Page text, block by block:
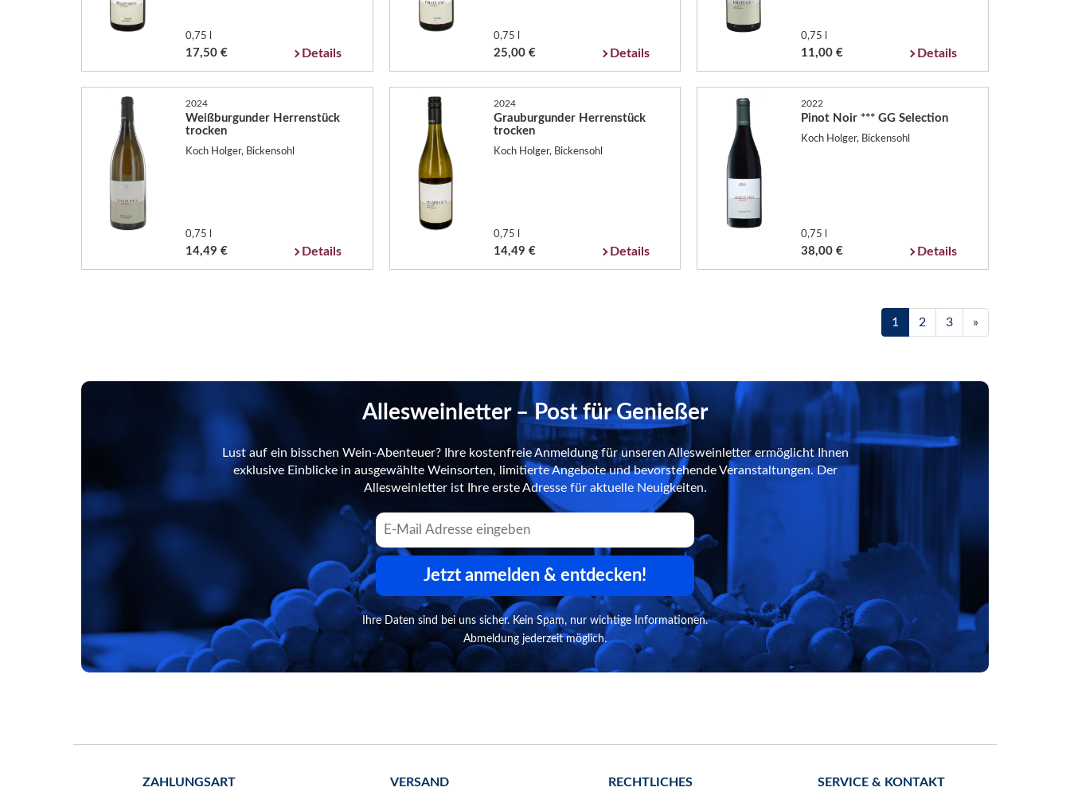
0,75 l
17,50 € Details
0,75 l
25,00 € Details
0,75 l
11,00 € Details
2024
Weißburgunder Herrenstück
trocken
Koch Holger, Bickensohl
0,75 l
14,49 € Details
2024
Grauburgunder Herrenstück
trocken
Koch Holger, Bickensohl
0,75 l
14,49 € Details
2022
Pinot Noir *** GG Selection
Koch Holger, Bickensohl
0,75 l
38,00 € Details
1 2 3 »
Allesweinletter – Post für Genießer
Lust auf ein bisschen Wein-Abenteuer? Ihre kostenfreie Anmeldung für unseren Allesweinletter ermöglicht Ihnen
exklusive Einblicke in ausgewählte Weinsorten, limitierte Angebote und bevorstehende Veranstaltungen. Der
Allesweinletter ist Ihre erste Adresse für aktuelle Neuigkeiten.
Jetzt anmelden & entdecken!
Ihre Daten sind bei uns sicher. Kein Spam, nur wichtige Informationen.
Abmeldung jederzeit möglich.
ZAHLUNGSART VERSAND RECHTLICHES SERVICE & KONTAKT